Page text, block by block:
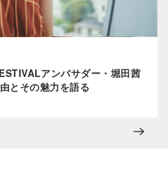
アンバサダー・堀田茜
とその魅力を語る